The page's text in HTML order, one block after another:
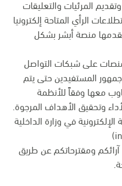
المرئيات والتعليقات
الرأي المتاحة إلكترونيا
منصة أبشر بشكل
على شبكات التواصل
المستفيدين حتى يتم
معها وفقاً للأنظمة
وتحقيق الأهداف المرجوة.
في وزارة الداخلية
ومقترحاتكم عن طريق
.